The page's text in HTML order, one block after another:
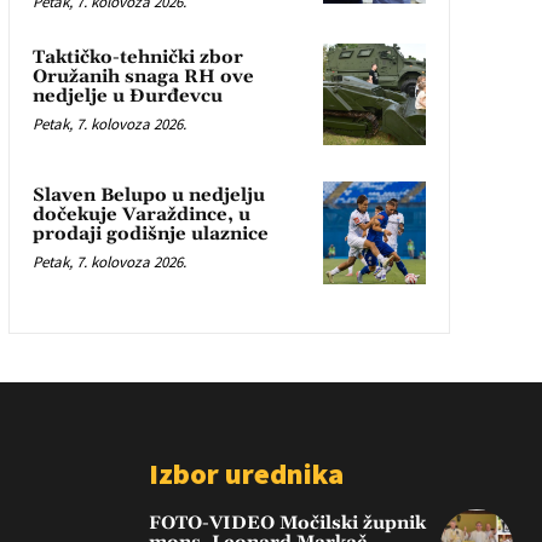
Taktičko-tehnički zbor
Oružanih snaga RH ove
nedjelje u Đurđevcu
Petak, 7. kolovoza 2026.
Slaven Belupo u nedjelju
dočekuje Varaždince, u
prodaji godišnje ulaznice
Petak, 7. kolovoza 2026.
Izbor urednika
FOTO-VIDEO Močilski župnik